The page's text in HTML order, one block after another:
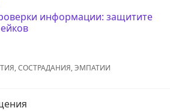
информации: защитите
,СОСТРАДАНИЯ,ЭМПАТИИ